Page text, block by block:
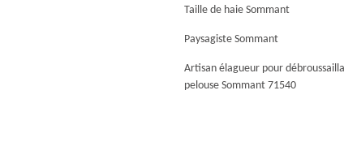
Taille de haie Sommant
Paysagiste Sommant
Artisan élagueur pour
pelouse Sommant 71540